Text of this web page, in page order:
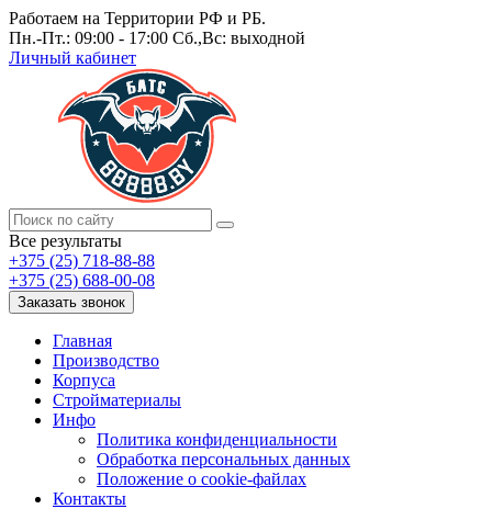
Работаем на Территории РФ и РБ.
Пн.-Пт.: 09:00 - 17:00 Сб.,Вс: выходной
Личный кабинет
Все результаты
+375 (25) 718-88-88
+375 (25) 688-00-08
Заказать звонок
Главная
Производство
Корпуса
Стройматериалы
Инфо
Политика конфиденциальности
Обработка персональных данных
Положение о cookie-файлах
Контакты